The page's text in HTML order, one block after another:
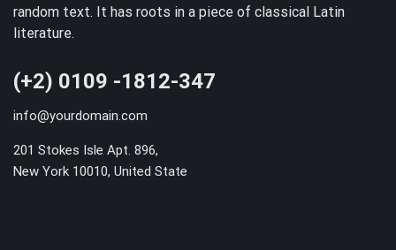
random text. It has roots in a piece of classical Latin
literature.
(+2) 0109 -1812-347
info@yourdomain.com
201 Stokes Isle Apt. 896,
New York 10010, United State